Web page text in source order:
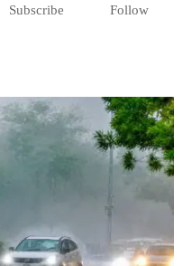
Subscribe Follow